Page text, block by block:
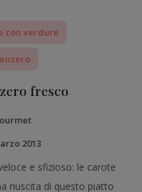
con verdure
fresco
2013
e sfizioso: le carote
riuscita di questo piatto